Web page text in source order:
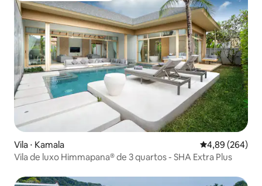
Vila ⋅ Kamala 4,89 de uma
4,89 (264)
Vila de luxo Himmapana® de 3 quartos - SHA Extra Plus